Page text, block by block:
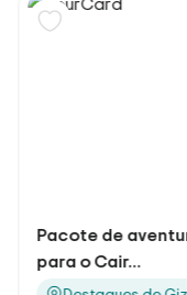
Pacote 5 dias 4
pausa no...